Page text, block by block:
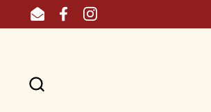
Skip to content
EmailFacebookInstagram